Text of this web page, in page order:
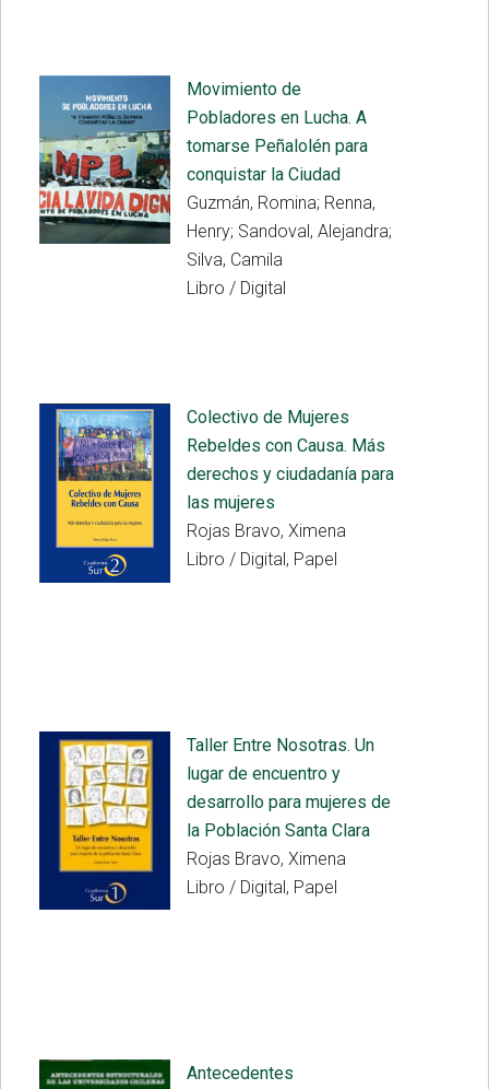
Movimiento de
Pobladores en Lucha. A
tomarse Peñalolén para
conquistar la Ciudad
Guzmán, Romina; Renna,
Henry; Sandoval, Alejandra;
Silva, Camila
Libro / Digital
Colectivo de Mujeres
Rebeldes con Causa. Más
derechos y ciudadanía para
las mujeres
Rojas Bravo, Ximena
Libro / Digital, Papel
Taller Entre Nosotras. Un
lugar de encuentro y
desarrollo para mujeres de
la Población Santa Clara
Rojas Bravo, Ximena
Libro / Digital, Papel
Antecedentes